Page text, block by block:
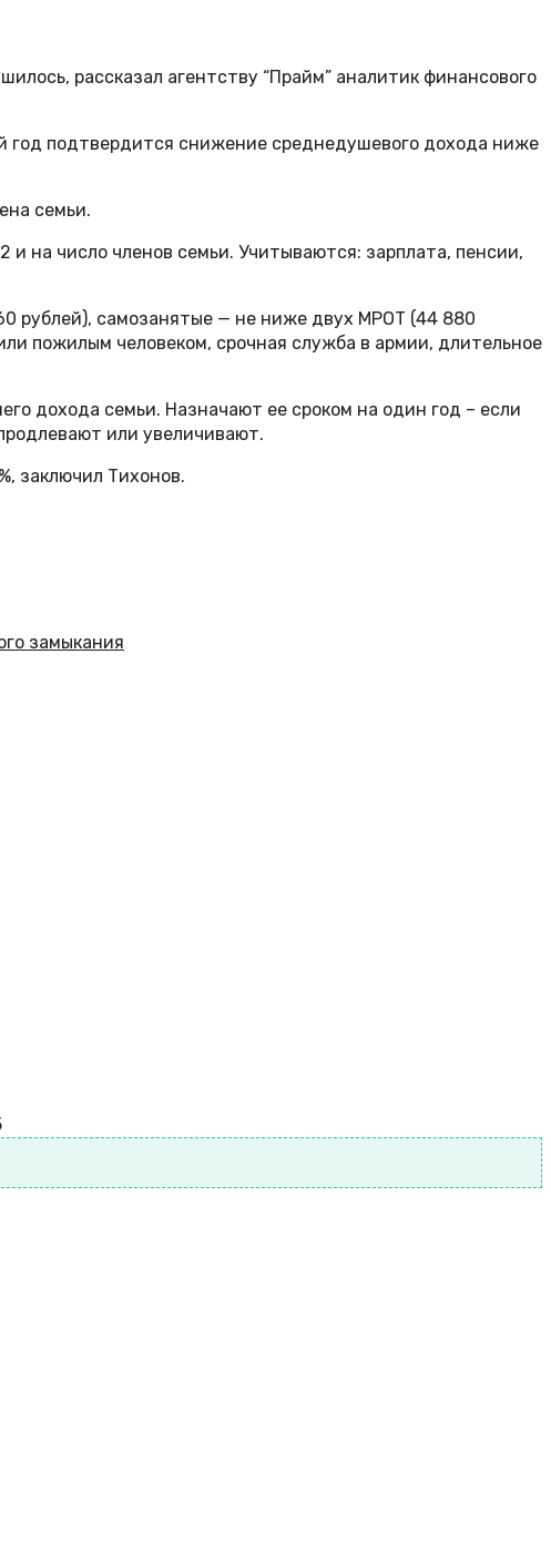
рассказал агентству “Прайм” аналитик финансового
год подтвердится снижение среднедушевого дохода ниже
семьи.
на число членов семьи. Учитываются: зарплата, пенсии,
рублей), самозанятые — не ниже двух МРОТ (44 880
пожилым человеком, срочная служба в армии, длительное
дохода семьи. Назначают ее сроком на один год – если
или увеличивают.
заключил Тихонов.